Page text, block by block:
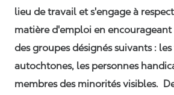
lieu de travail et s'engage à
matière d'emploi en encourageant
des groupes désignés suivants :
autochtones, les personnes
membres des minorités visibles.